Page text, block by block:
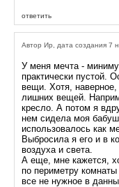
ответить
Автор Ир, дата создания 7
У меня мечта -
практически пустой.
вещи. Хотя, наверное,
лишних вещей.
кресло. А потом я
нем сидела моя
использовалось как
Выбросила я его и в
воздуха и света.
А еще, мне кажется,
по периметру
все не нужное в